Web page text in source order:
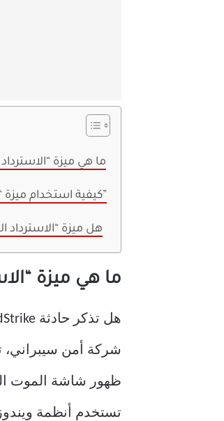
ما هي ميزة
كيفية استخدام ميزة “الاسترداد السريع للجهاز”
هل ميزة
ما هي ميزة
ظهور شاشة الموت
تستخدم أنظمة